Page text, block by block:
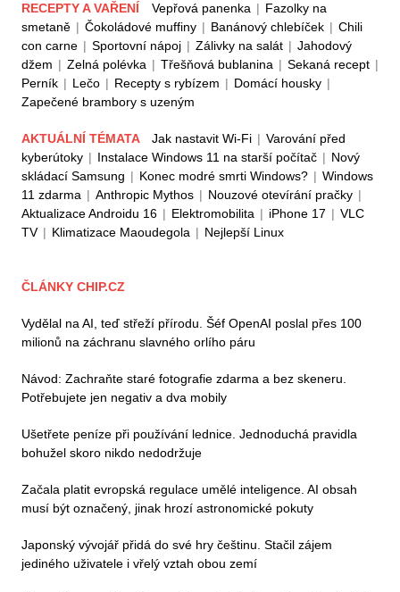
RECEPTY A VAŘENÍ Vepřová panenka | Fazolky na
smetaně | Čokoládové muffiny | Banánový chlebíček | Chili
con carne | Sportovní nápoj | Zálivky na salát | Jahodový
džem | Zelná polévka | Třešňová bublanina | Sekaná recept |
Perník | Lečo | Recepty s rybízem | Domácí housky |
Zapečené brambory s uzeným
AKTUÁLNÍ TÉMATA Jak nastavit Wi-Fi | Varování před
kyberútoky | Instalace Windows 11 na starší počítač | Nový
skládací Samsung | Konec modré smrti Windows? | Windows
11 zdarma | Anthropic Mythos | Nouzové otevírání pračky |
Aktualizace Androidu 16 | Elektromobilita | iPhone 17 | VLC
TV | Klimatizace Maoudegola | Nejlepší Linux
ČLÁNKY CHIP.CZ
Vydělal na AI, teď střeží přírodu. Šéf OpenAI poslal přes 100
milionů na záchranu slavného orlího páru
Návod: Zachraňte staré fotografie zdarma a bez skeneru.
Potřebujete jen negativ a dva mobily
Ušetřete peníze při používání lednice. Jednoduchá pravidla
bohužel skoro nikdo nedodržuje
Začala platit evropská regulace umělé inteligence. AI obsah
musí být označený, jinak hrozí astronomické pokuty
Japonský vývojář přidá do své hry češtinu. Stačil zájem
jediného uživatele i vřelý vztah obou zemí